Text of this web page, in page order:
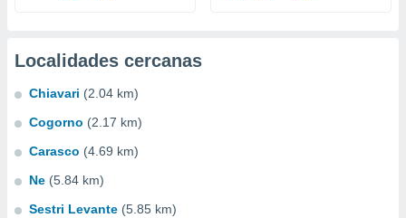
Localidades cercanas
Chiavari (2.04 km)
Cogorno (2.17 km)
Carasco (4.69 km)
Ne (5.84 km)
Sestri Levante (5.85 km)